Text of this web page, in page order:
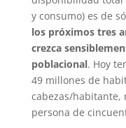
y consumo) es de
los próximos tres
crezca
poblacional. Hoy
49 millones de
cabezas/habitante,
persona de